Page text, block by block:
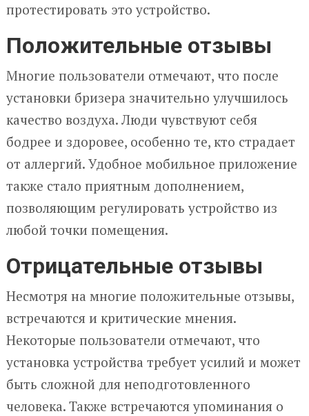
протестировать это устройство.
Положительные отзывы
Многие пользователи отмечают, что после
установки бризера значительно улучшилось
качество воздуха. Люди чувствуют себя
бодрее и здоровее, особенно те, кто страдает
от аллергий. Удобное мобильное приложение
также стало приятным дополнением,
позволяющим регулировать устройство из
любой точки помещения.
Отрицательные отзывы
Несмотря на многие положительные отзывы,
встречаются и критические мнения.
Некоторые пользователи отмечают, что
установка устройства требует усилий и может
быть сложной для неподготовленного
человека. Также встречаются упоминания о